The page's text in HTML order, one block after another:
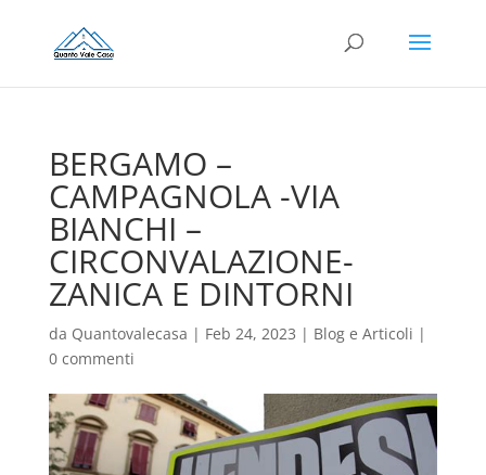
BERGAMO –
CAMPAGNOLA -VIA
BIANCHI –
CIRCONVALAZIONE-
ZANICA E DINTORNI
da Quantovalecasa | Feb 24, 2023 | Blog e Articoli |
0 commenti